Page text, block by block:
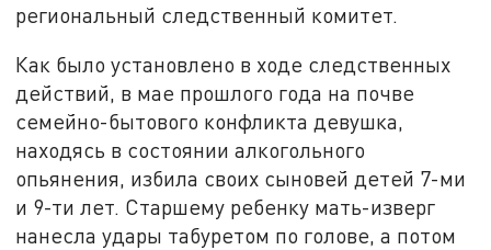
региональный следственный комитет.
Как было установлено в ходе следственных
действий, в мае прошлого года на почве
семейно-бытового конфликта девушка,
находясь в состоянии алкогольного
опьянения, избила своих сыновей детей 7-ми
и 9-ти лет. Старшему ребенку мать-изверг
нанесла удары табуретом по голове, а потом